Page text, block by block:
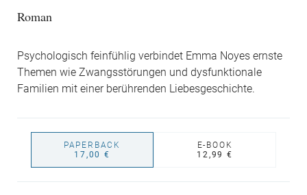
Roman
Psychologisch feinfühlig verbindet Emma Noyes ernste
Themen wie Zwangsstörungen und dysfunktionale
Familien mit einer berührenden Liebesgeschichte.
PAPERBACK
17,00 €
E-BOOK
12,99 €